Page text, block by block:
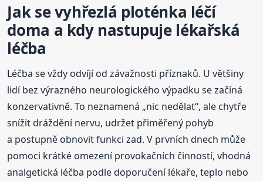
Jak se vyhřezlá ploténka léčí
doma a kdy nastupuje lékařská
léčba
Léčba se vždy odvíjí od závažnosti příznaků. U většiny
lidí bez výrazného neurologického výpadku se začíná
konzervativně. To neznamená „nic nedělat“, ale chytře
snížit dráždění nervu, udržet přiměřený pohyb
a postupně obnovit funkci zad. V prvních dnech může
pomoci krátké omezení provokačních činností, vhodná
analgetická léčba podle doporučení lékaře, teplo nebo